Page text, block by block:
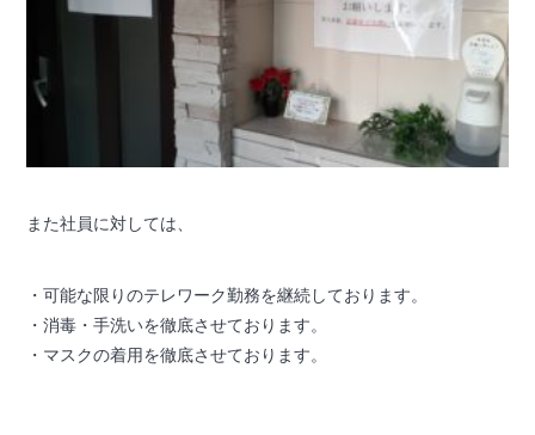
また社員に対しては、
・可能な限りのテレワーク勤務を継続しております。
・消毒・手洗いを徹底させております。
・マスクの着用を徹底させております。